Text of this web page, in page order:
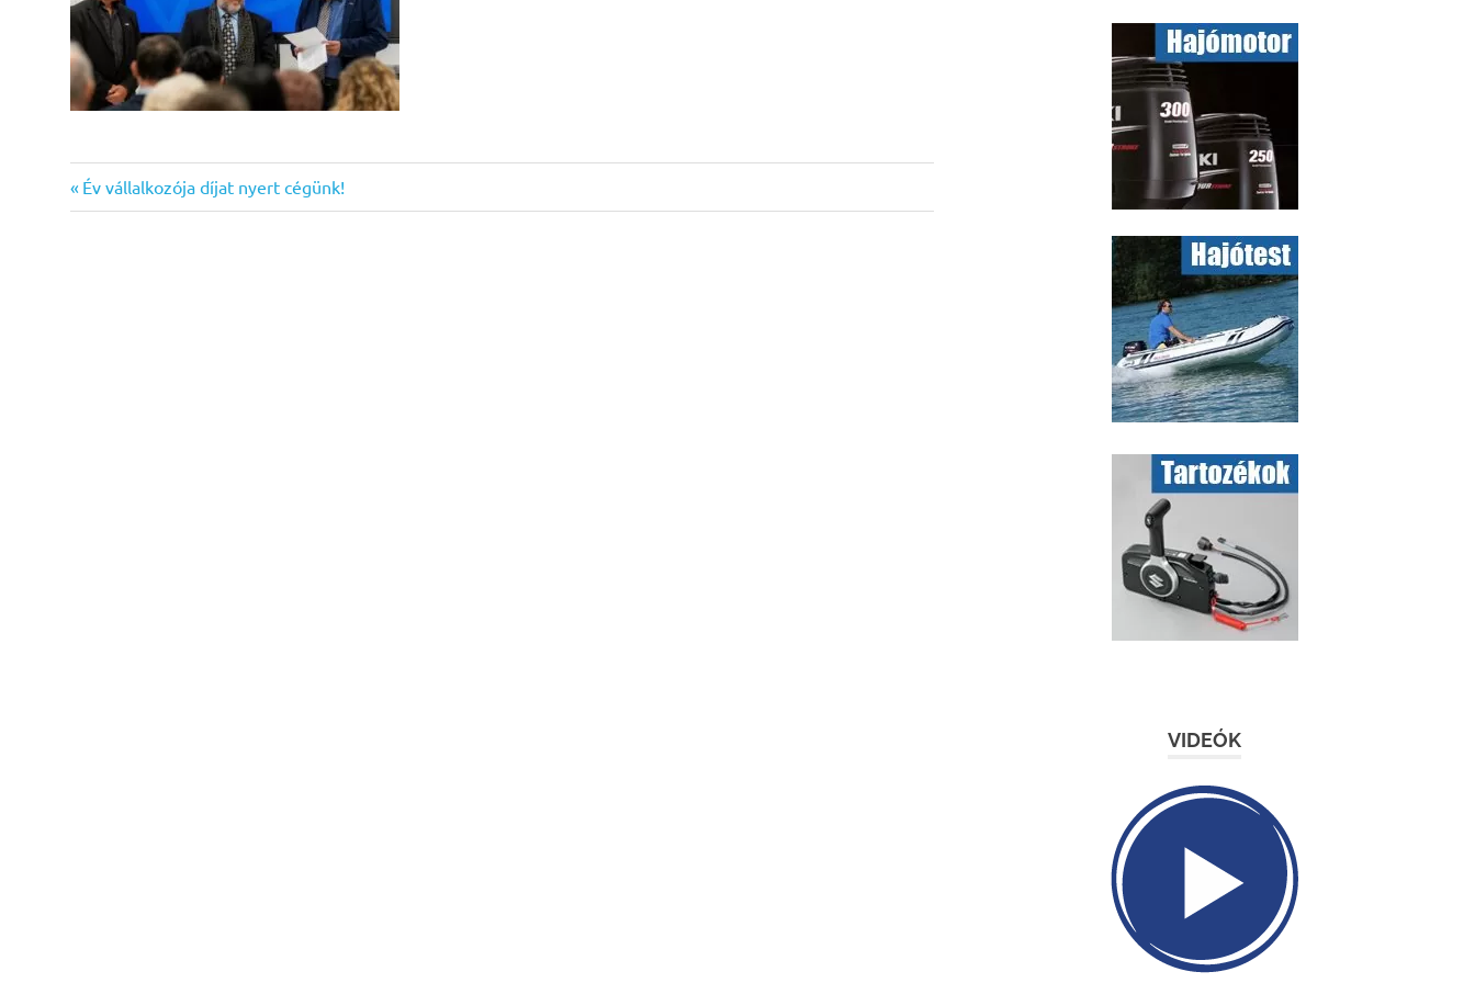
Bejegyzés
Previous
Post:
Év vállalkozója díjat nyert cégünk!
VIDEÓK